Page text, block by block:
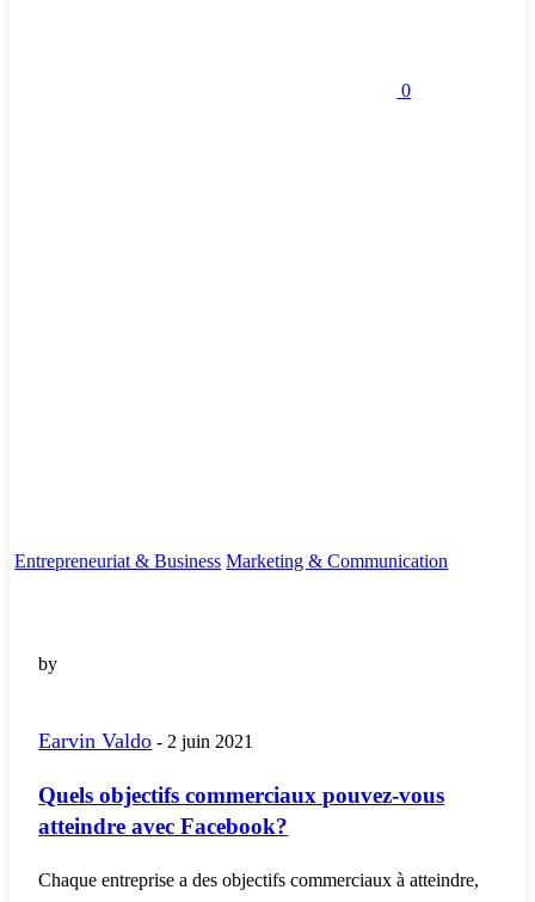
0
Entrepreneuriat & Business Marketing & Communication
by
Earvin Valdo - 2 juin 2021
Quels objectifs commerciaux pouvez-vous
atteindre avec Facebook?
Chaque entreprise a des objectifs commerciaux à atteindre,